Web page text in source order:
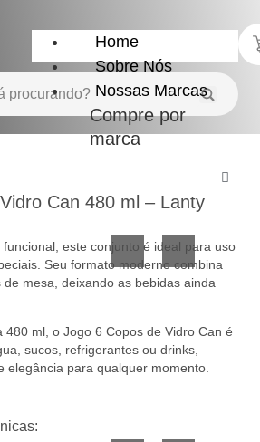
Home
Sobre Nós
Nossas Marcas
Compre por
marca
do
e
Organização
Can 480 ml – Lanty
este conjunto é ideal para uso
Seu formato moderno combina
mesa, deixando as bebidas ainda
480 ml, o Jogo 6 Copos de Vidro Can é
sucos, refrigerantes ou drinks,
elegância para qualquer momento.